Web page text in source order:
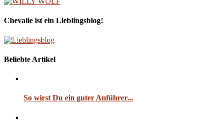
Chevalie ist ein Lieblingsblog!
Beliebte Artikel
So wirst Du ein guter Anführer...